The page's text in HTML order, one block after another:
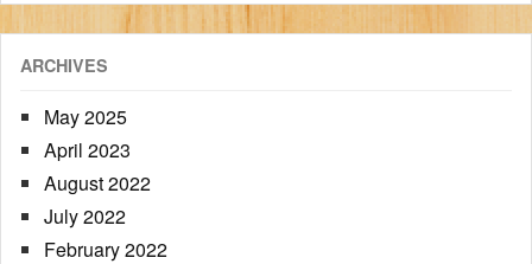
ARCHIVES
May 2025
April 2023
August 2022
July 2022
February 2022